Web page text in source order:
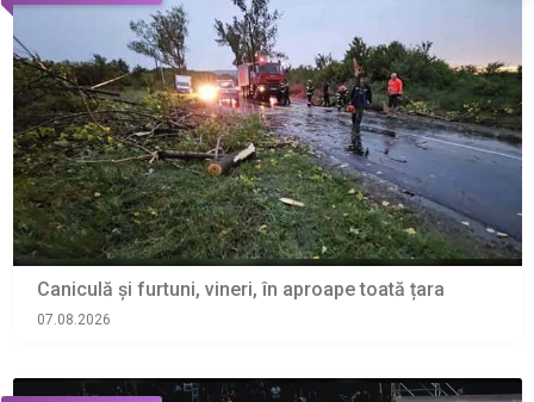
Caniculă și furtuni, vineri, în aproape toată țara
07.08.2026